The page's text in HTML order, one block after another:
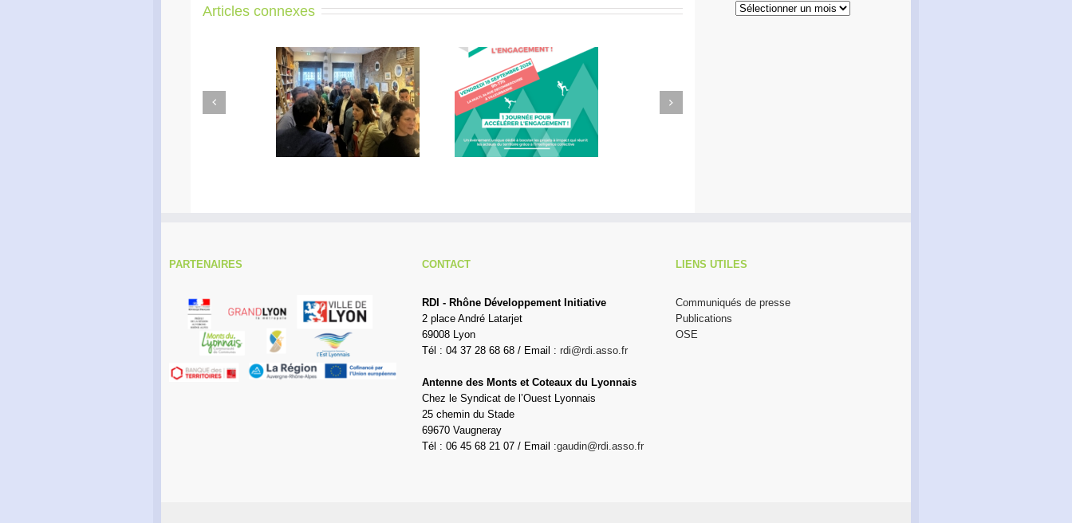
Articles connexes
Accélérateur de
l’engagement
Didier Amiel, entrepreneur
chez Misa Légumes
Previous
Next
Archives
PARTENAIRES CONTACT
RDI - Rhône Développement Initiative
2 place André Latarjet
69008 Lyon
Tél : 04 37 28 68 68 / Email :rdi@rdi.asso.fr
Antenne des Monts et Coteaux du Lyonnais
Chez le Syndicat de l’Ouest Lyonnais
25 chemin du Stade
69670 Vaugneray
Tél : 06 45 68 21 07 / Email :gaudin@rdi.asso.fr
LIENS UTILES
Communiqués de presse
Publications
OSE